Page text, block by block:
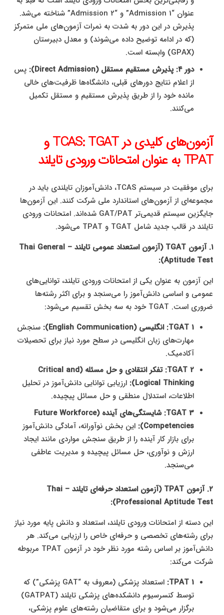
عنوان “Admission 1” و “Admission 2” شناخته می‌شد.
پذیرش در این دور به شدت به نمرات آزمون‌های ملی متمرکز
(که در ادامه توضیح داده می‌شوند) و معدل دبیرستان
(GPAX) وابسته است.
دور ۴: پذیرش مستقیم مستقل (Direct Admission):
پس
از اعلام نتایج دورهای قبلی، دانشگاه‌ها ظرفیت‌های خالی
مانده خود را از طریق پذیرش مستقیم و مستقل تکمیل
می‌کنند.
آزمون‌های کلیدی در TCAS: TGAT و
TPAT به عنوان امتحانات ورودی تایلند
برای موفقیت در سیستم TCAS، دانش‌آموزان تایلندی باید در
مجموعه‌ای از آزمون‌های استاندارد ملی شرکت کنند. این آزمون‌ها
جایگزین سیستم قدیمی‌تر GAT/PAT شده‌اند. امتحانات ورودی
تایلند در قالب جدید شامل TGAT و TPAT می‌شود.
۱. آزمون TGAT (آزمون استعداد عمومی تایلند – Thai General
Aptitude Test):
این آزمون به عنوان یکی از امتحانات ورودی تایلند، توانایی‌های
عمومی و اساسی دانش‌آموز را می‌سنجد و برای اکثر رشته‌ها
ضروری است. TGAT خود به سه بخش تقسیم می‌شود:
TGAT 1: انگلیسی (English Communication):
سنجش
مهارت‌های زبان انگلیسی در سطح مورد نیاز برای تحصیلات
آکادمیک.
TGAT 2: تفکر انتقادی و حل مسئله (Critical and
Logical Thinking):
ارزیابی توانایی دانش‌آموز در تحلیل
اطلاعات، استدلال منطقی و حل مسائل پیچیده.
TGAT 3: شایستگی‌های آینده (Future Workforce
Competencies):
این بخش نوآورانه، آمادگی دانش‌آموز
برای بازار کار آینده را از طریق سنجش مواردی مانند ایجاد
ارزش و نوآوری، حل مسائل پیچیده و مدیریت عاطفی
می‌سنجد.
۲. آزمون TPAT (آزمون استعداد حرفه‌ای تایلند – Thai
Professional Aptitude Test):
این دسته از امتحانات ورودی تایلند، استعداد و دانش پایه مورد نیاز
برای رشته‌های تخصصی و حرفه‌ای خاص را ارزیابی می‌کند. هر
دانش‌آموز بر اساس رشته مورد نظر خود در آزمون TPAT مربوطه
شرکت می‌کند:
TPAT 1:
استعداد پزشکی (معروف به “GAT پزشکی”) که
توسط کنسرسیوم دانشکده‌های پزشکی تایلند (GATPAT)
برگزار می‌شود و برای متقاضیان رشته‌های علوم پزشکی،